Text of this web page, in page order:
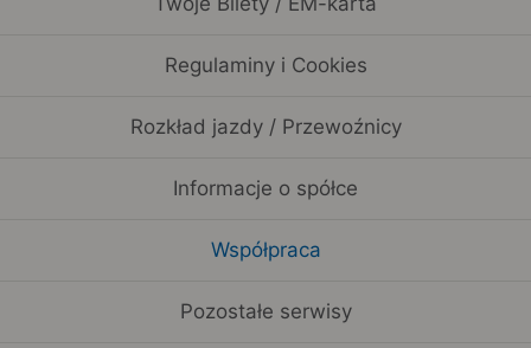
Regulaminy i Cookies
Rozkład jazdy / Przewoźnicy
Informacje o spółce
Współpraca
Pozostałe serwisy